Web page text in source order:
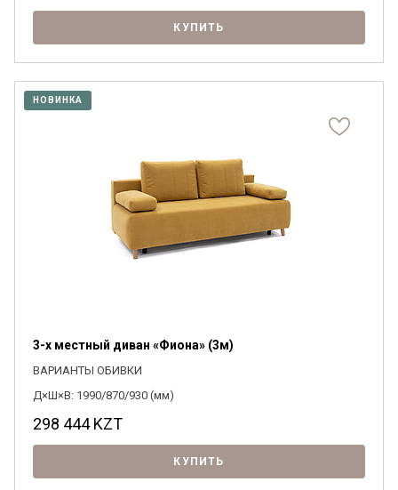
КУПИТЬ
НОВИНКА
3-х местный диван «Фиона» (3м)
ВАРИАНТЫ ОБИВКИ
Д×Ш×В: 1990/870/930 (мм)
298 444KZT
КУПИТЬ